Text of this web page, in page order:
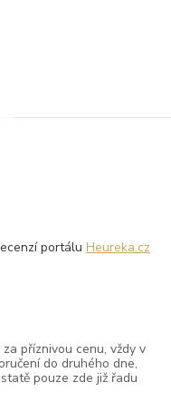
portáluHeureka.cz
příznivou cenu, vždy v
do druhého dne,
pouze zde již řadu